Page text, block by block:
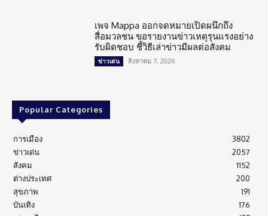
เพจ Mappa ออกจดหมายเปิดผนึกถึง
สื่อมวลชน ขอรายงานข่าวเหตุรุนแรงอย่าง
รับผิดชอบ ชี้วิธีเล่าข่าวมีผลต่อสังคม
ข่าวเด่น สิงหาคม 7, 2026
Popular Categories
การเมือง
3802
ข่าวเด่น
2057
สังคม
1152
ต่างประเทศ
200
สุขภาพ
191
บันเทิง
176